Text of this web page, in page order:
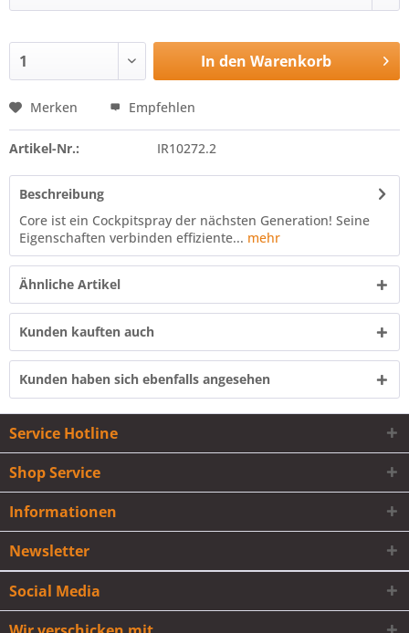
In den Warenkorb
Merken Empfehlen
Artikel-Nr.: IR10272.2
Beschreibung
Core ist ein Cockpitspray der nächsten Generation! Seine
Eigenschaften verbinden effiziente... mehr
Ähnliche Artikel
Kunden kauften auch
Kunden haben sich ebenfalls angesehen
Service Hotline
Shop Service
Informationen
Newsletter
Social Media